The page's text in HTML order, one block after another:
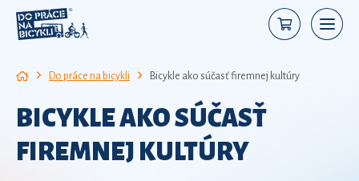
Do práce na bicykli Bicykle ako súčasť firemnej kultúry
BICYKLE AKO SÚČASŤ
FIREMNEJ KULTÚRY